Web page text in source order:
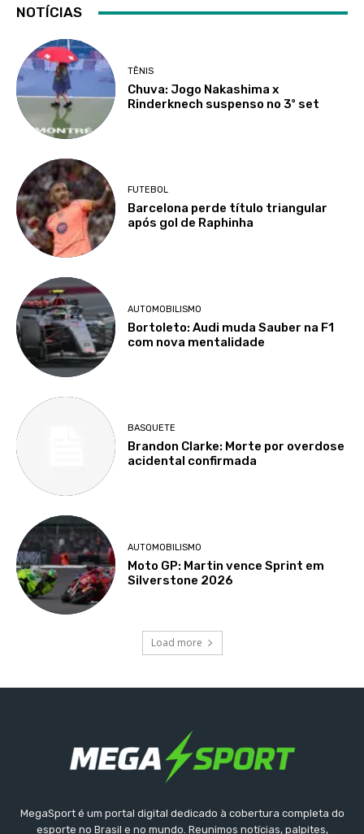
NOTÍCIAS
TÊNIS
Chuva: Jogo Nakashima x
Rinderknech suspenso no 3º set
FUTEBOL
Barcelona perde título triangular
após gol de Raphinha
AUTOMOBILISMO
Bortoleto: Audi muda Sauber na F1
com nova mentalidade
BASQUETE
Brandon Clarke: Morte por overdose
acidental confirmada
AUTOMOBILISMO
Moto GP: Martin vence Sprint em
Silverstone 2026
Load more
MegaSport é um portal digital dedicado à cobertura completa do
esporte no Brasil e no mundo. Reunimos notícias, palpites,